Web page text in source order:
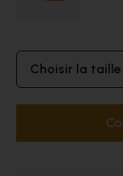
Choisir la taille